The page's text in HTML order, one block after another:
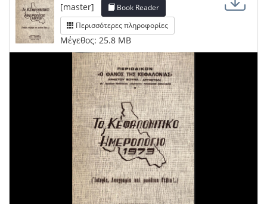
[master]
Book Reader
Περισσότερες πληροφορίες
Μέγεθος: 25.8 MB